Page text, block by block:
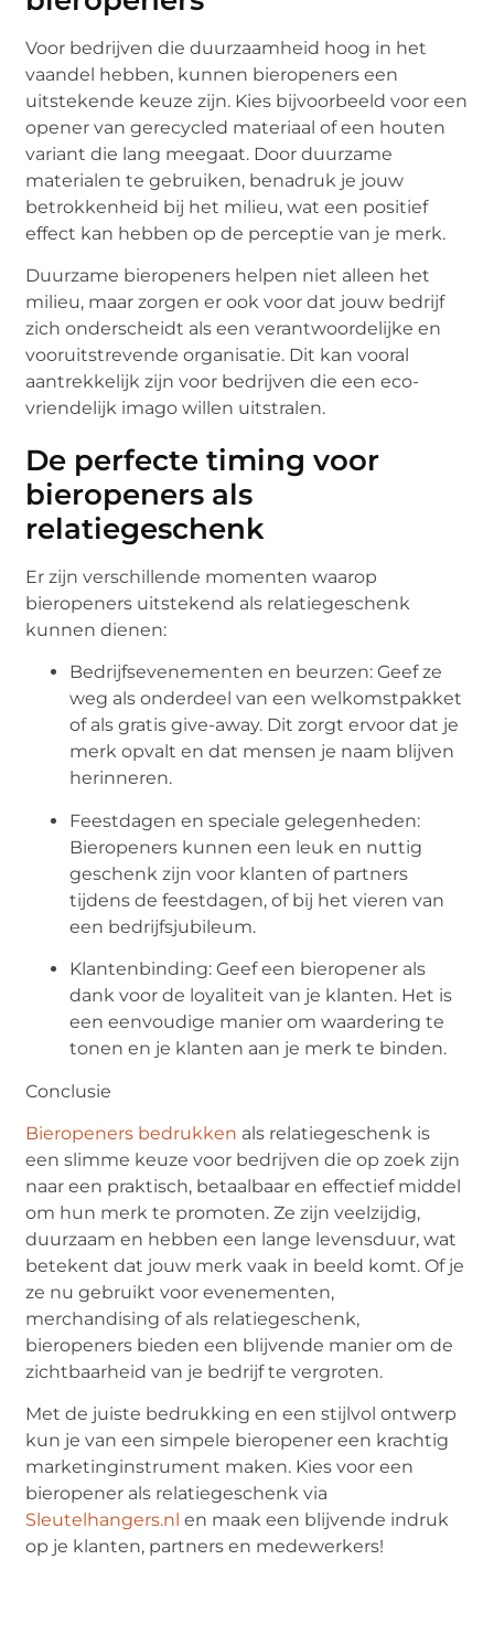
Voor bedrijven die duurzaamheid hoog in het
vaandel hebben, kunnen bieropeners een
uitstekende keuze zijn. Kies bijvoorbeeld voor een
opener van gerecycled materiaal of een houten
variant die lang meegaat. Door duurzame
materialen te gebruiken, benadruk je jouw
betrokkenheid bij het milieu, wat een positief
effect kan hebben op de perceptie van je merk.
Duurzame bieropeners helpen niet alleen het
milieu, maar zorgen er ook voor dat jouw bedrijf
zich onderscheidt als een verantwoordelijke en
vooruitstrevende organisatie. Dit kan vooral
aantrekkelijk zijn voor bedrijven die een eco-
vriendelijk imago willen uitstralen.
De perfecte timing voor
bieropeners als
relatiegeschenk
Er zijn verschillende momenten waarop
bieropeners uitstekend als relatiegeschenk
kunnen dienen:
Bedrijfsevenementen en beurzen: Geef ze
weg als onderdeel van een welkomstpakket
of als gratis give-away. Dit zorgt ervoor dat je
merk opvalt en dat mensen je naam blijven
herinneren.
Feestdagen en speciale gelegenheden:
Bieropeners kunnen een leuk en nuttig
geschenk zijn voor klanten of partners
tijdens de feestdagen, of bij het vieren van
een bedrijfsjubileum.
Klantenbinding: Geef een bieropener als
dank voor de loyaliteit van je klanten. Het is
een eenvoudige manier om waardering te
tonen en je klanten aan je merk te binden.
Conclusie
Bieropeners bedrukken als relatiegeschenk is
een slimme keuze voor bedrijven die op zoek zijn
naar een praktisch, betaalbaar en effectief middel
om hun merk te promoten. Ze zijn veelzijdig,
duurzaam en hebben een lange levensduur, wat
betekent dat jouw merk vaak in beeld komt. Of je
ze nu gebruikt voor evenementen,
merchandising of als relatiegeschenk,
bieropeners bieden een blijvende manier om de
zichtbaarheid van je bedrijf te vergroten.
Met de juiste bedrukking en een stijlvol ontwerp
kun je van een simpele bieropener een krachtig
marketinginstrument maken. Kies voor een
bieropener als relatiegeschenk via
Sleutelhangers.nl en maak een blijvende indruk
op je klanten, partners en medewerkers!